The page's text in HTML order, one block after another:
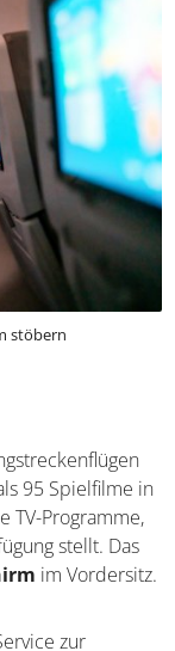
stöbern
95 Spielfilme in
TV-Programme,
stellt. Das
im Vordersitz.
zur